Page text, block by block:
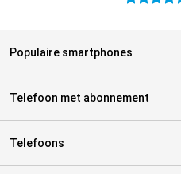
Populaire smartphones
Telefoon met abonnement
Telefoons